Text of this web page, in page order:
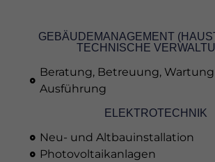
GEBÄUDEMANAGEMENT
TECHNISCHE
Beratung, Betreuung,
Ausführung
ELEKTROTECHNIK
Neu- und Altbauinstallation
Photovoltaikanlagen
powered by Borlabs Cookie